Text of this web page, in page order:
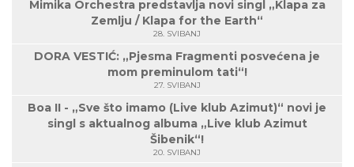
Mimika Orchestra predstavlja novi singl „Klapa za
Zemlju / Klapa for the Earth“
28. SVIBANJ
DORA VESTIĆ: „Pjesma Fragmenti posvećena je
mom preminulom tati“!
27. SVIBANJ
Boa II - „Sve što imamo (Live klub Azimut)“ novi je
singl s aktualnog albuma „Live klub Azimut
Šibenik“!
20. SVIBANJ